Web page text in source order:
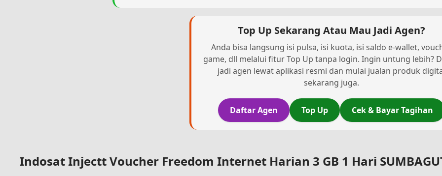
Top Up Sekarang Atau Mau Jadi Agen?
Anda bisa langsung isi pulsa, isi kuota, isi saldo e-wallet,
game, dll melalui fitur Top Up tanpa login. Ingin untung lebih?
jadi agen lewat aplikasi resmi dan mulai jualan produk
sekarang juga.
Daftar Agen Top Up Cek & Bayar Tagihan
Indosat Injectt Voucher Freedom Internet Harian 3 GB 1 Hari